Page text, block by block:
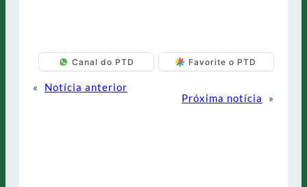
Canal do PTD Favorite o PTD
«
Notícia anterior
Próxima notícia
»